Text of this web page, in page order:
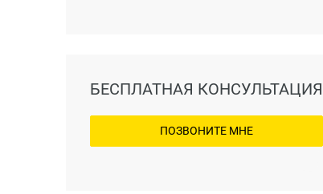
БЕСПЛАТНАЯ КОНСУЛЬТАЦИЯ
ПОЗВОНИТЕ МНЕ